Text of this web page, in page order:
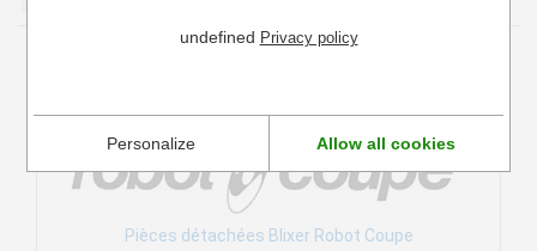
Pièces détachées Blixer Robot Coupe
undefined Privacy policy
Personalize Allow all cookies